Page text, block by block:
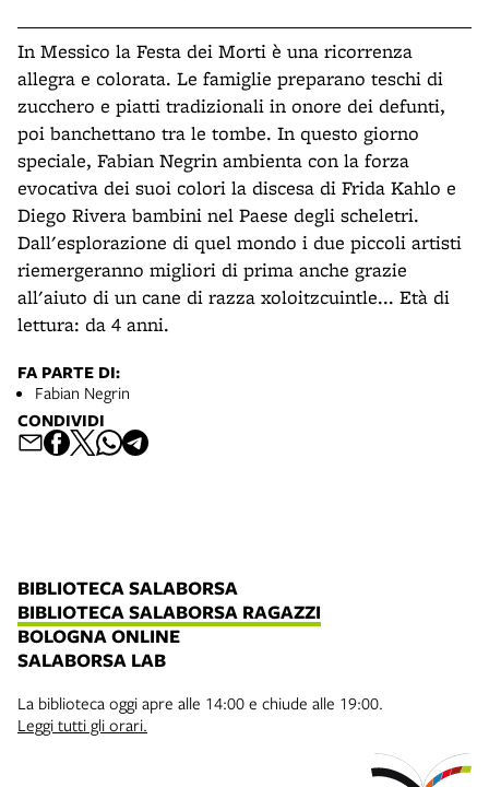
In Messico la Festa dei Morti è una ricorrenza
allegra e colorata. Le famiglie preparano teschi di
zucchero e piatti tradizionali in onore dei defunti,
poi banchettano tra le tombe. In questo giorno
speciale, Fabian Negrin ambienta con la forza
evocativa dei suoi colori la discesa di Frida Kahlo e
Diego Rivera bambini nel Paese degli scheletri.
Dall'esplorazione di quel mondo i due piccoli artisti
riemergeranno migliori di prima anche grazie
all'aiuto di un cane di razza xoloitzcuintle... Età di
lettura: da 4 anni.
FA PARTE DI:
Fabian Negrin
CONDIVIDI
BIBLIOTECA SALABORSA
BIBLIOTECA SALABORSA RAGAZZI
BOLOGNA ONLINE
SALABORSA LAB
La biblioteca oggi apre alle 14:00 e chiude alle 19:00.
Leggi tutti gli orari.